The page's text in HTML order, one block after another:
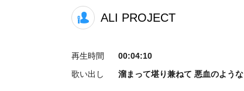
ALI PROJECT
再生時間
00:04:10
歌い出し
溜まって堪り兼ねて 悪血のような